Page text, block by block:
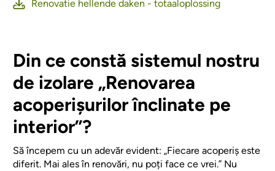
Renovatie hellende daken - totaaloplossing
Din ce constă sistemul nostru
de izolare „Renovarea
acoperișurilor înclinate pe
interior”?
Să începem cu un adevăr evident: „Fiecare acoperiș este
diferit. Mai ales în renovări, nu poți face ce vrei.” Nu